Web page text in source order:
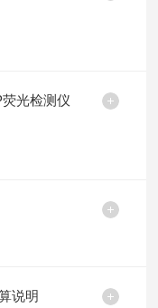
光检测仪
说明